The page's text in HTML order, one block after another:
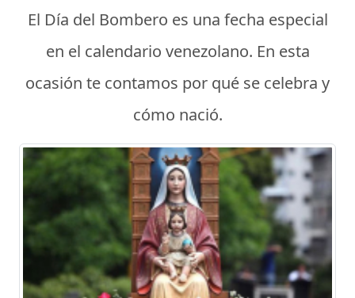
El Día del Bombero es una fecha especial
en el calendario venezolano. En esta
ocasión te contamos por qué se celebra y
cómo nació.